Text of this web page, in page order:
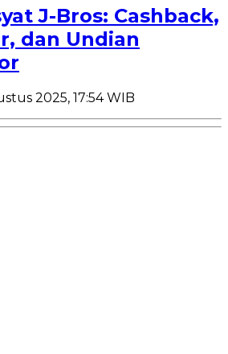
J-Bros: Cashback,
dan Undian
2025, 17:54 WIB